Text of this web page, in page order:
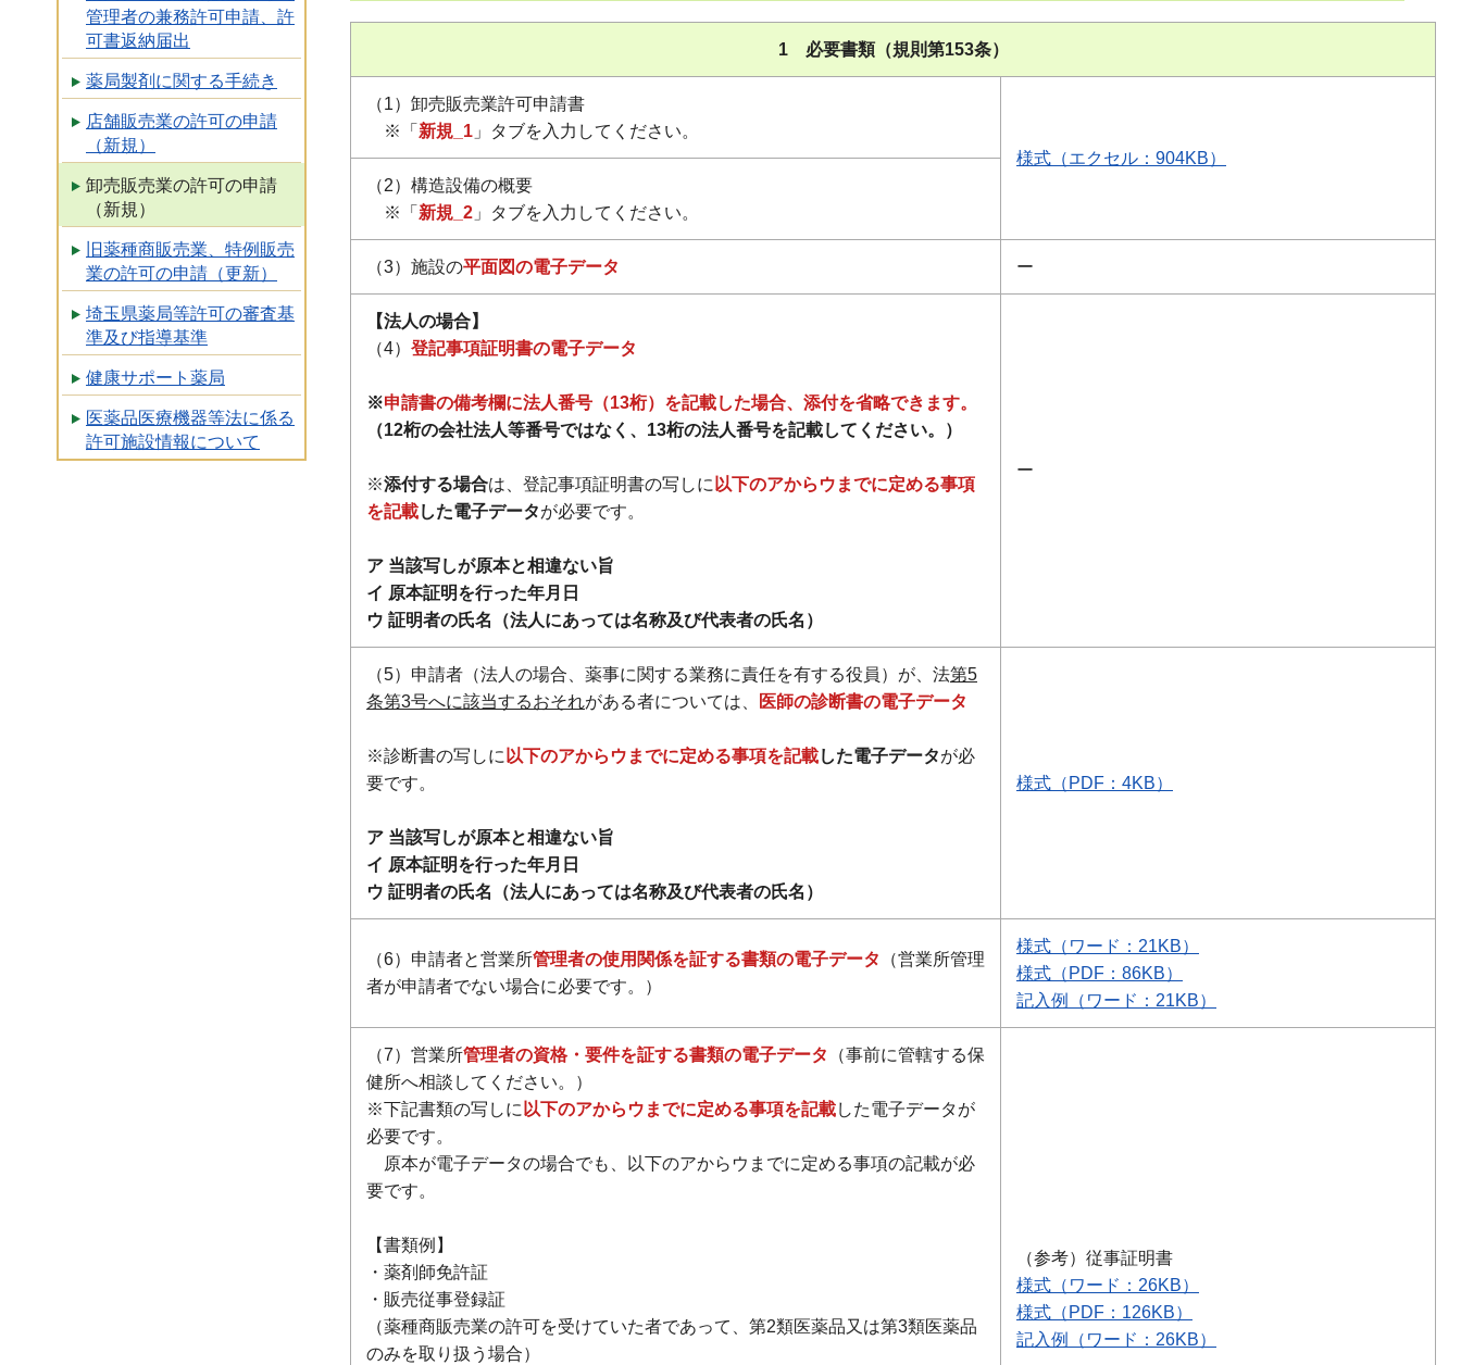
管理者の兼務許可申請、許
可書返納届出
薬局製剤に関する手続き
店舗販売業の許可の申請
（新規）
卸売販売業の許可の申請
（新規）
旧薬種商販売業、特例販売
業の許可の申請（更新）
埼玉県薬局等許可の審査基
準及び指導基準
健康サポート薬局
医薬品医療機器等法に係る
許可施設情報について
1 必要書類（規則第153条）
（1）卸売販売業許可申請書
※「 新規_1 」タブを入力してください。
様式（エクセル：904KB）
（2）構造設備の概要
※「 新規_2 」タブを入力してください。
（3）施設の平面図の電子データ ー
【法人の場合】
（4） 登記事項証明書の電子データ
※申請書の備考欄に法人番号（13桁）を記載した場合、添付を省略できます。
（12桁の会社法人等番号ではなく、13桁の法人番号を記載してください。）
※添付する場合は、登記事項証明書の写しに 以下のアからウまでに定める事項
を記載した電子データが必要です。
ア 当該写しが原本と相違ない旨
イ 原本証明を行った年月日
ウ 証明者の氏名（法人にあっては名称及び代表者の氏名）
ー
（5）申請者（法人の場合、薬事に関する業務に責任を有する役員）が、法第5
条第3号へに該当するおそれがある者については、 医師の診断書の電子データ
※診断書の写しに 以下のアからウまでに定める事項を記載した電子データが必
要です。
ア 当該写しが原本と相違ない旨
イ 原本証明を行った年月日
ウ 証明者の氏名（法人にあっては名称及び代表者の氏名）
様式（PDF：4KB）
（6）申請者と営業所管理者の使用関係を証する書類の電子データ
（営業所管理
者が申請者でない場合に必要です。）
様式（ワード：21KB）
様式（PDF：86KB）
記入例（ワード：21KB）
（7）営業所管理者の資格・要件を証する書類の電子データ
（事前に管轄する保
健所へ相談してください。）
※下記書類の写しに 以下のアからウまでに定める事項を記載した電子データが
必要です。
原本が電子データの場合でも、以下のアからウまでに定める事項の記載が必
要です。
【書類例】
・薬剤師免許証
・販売従事登録証
（薬種商販売業の許可を受けていた者であって、第2類医薬品又は第3類医薬品
のみを取り扱う場合）
（参考）従事証明書
様式（ワード：26KB）
様式（PDF：126KB）
記入例（ワード：26KB）